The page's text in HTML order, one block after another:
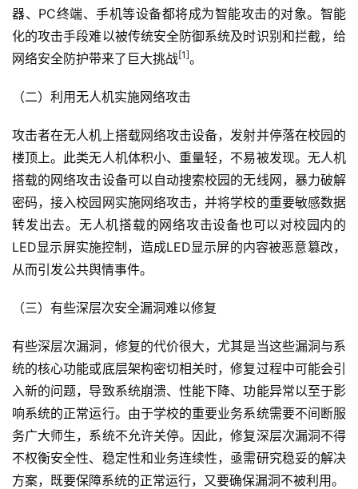
器、PC终端、手机等设备都将成为智能攻击的对象。智能
化的攻击手段难以被传统安全防御系统及时识别和拦截，给
网络安全防护带来了巨大挑战[1]。
（二）利用无人机实施网络攻击
攻击者在无人机上搭载网络攻击设备，发射并停落在校园的
楼顶上。此类无人机体积小、重量轻，不易被发现。无人机
搭载的网络攻击设备可以自动搜索校园的无线网，暴力破解
密码，接入校园网实施网络攻击，并将学校的重要敏感数据
转发出去。无人机搭载的网络攻击设备也可以对校园内的
LED显示屏实施控制，造成LED显示屏的内容被恶意篡改，
从而引发公共舆情事件。
（三）有些深层次安全漏洞难以修复
有些深层次漏洞，修复的代价很大，尤其是当这些漏洞与系
统的核心功能或底层架构密切相关时，修复过程中可能会引
入新的问题，导致系统崩溃、性能下降、功能异常以至于影
响系统的正常运行。由于学校的重要业务系统需要不间断服
务广大师生，系统不允许关停。因此，修复深层次漏洞不得
不权衡安全性、稳定性和业务连续性，亟需研究稳妥的解决
方案，既要保障系统的正常运行，又要确保漏洞不被利用。